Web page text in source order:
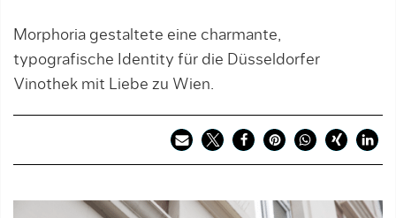
Morphoria gestaltete eine charmante,
typografische Identity für die Düsseldorfer
Vinothek mit Liebe zu Wien.